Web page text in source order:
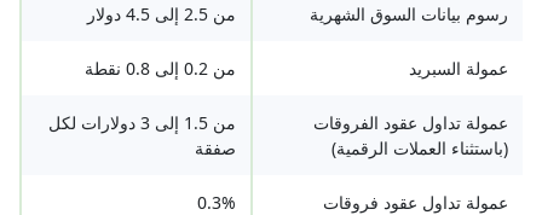
رسوم بيانات السوق الشهرية من 2.5 إلى 4.5 دولار
عمولة السبريد من 0.2 إلى 0.8 نقطة
عمولة تداول عقود الفروقات
(باستثناء العملات الرقمية)
من 1.5 إلى 3 دولارات لكل
صفقة
عمولة تداول عقود فروقات
0.3%